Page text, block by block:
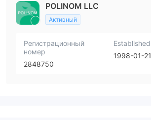
POLINOM LLC
Активный
Регистрационный
номер
2848750
Established
1998-01-21